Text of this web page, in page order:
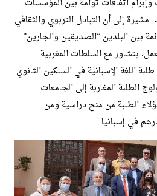
مشيرة إلى أن التبادل التربوي والثقافي
بين البلدين “الصديقين والجارين”.
بتشاور مع السلطات المغربية
اللغة الإسبانية في السلكين الثانوي
الطلبة المغاربة إلى الجامعات
الطلبة من منح دراسية ومن
في إسبانيا.